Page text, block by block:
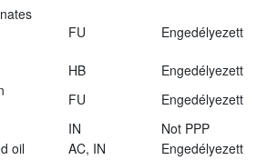
FU Engedélyezett
HB
Engedélyezett
FU
Engedélyezett
IN
Not PPP
oil
AC, IN
Engedélyezett